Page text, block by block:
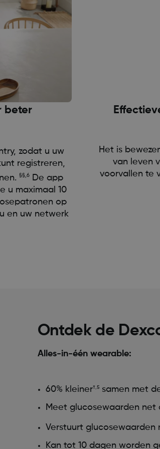
beter
zodat u uw
registreren,
§§,6
De app
u maximaal 10
op
en uw netwerk
Het is
van leven
voorvallen te
Ontdek de
Alles-in-één wearable:
60% kleiner†,5samen met
Meet glucosewaarden net
Verstuurt glucosewaarden
Kan tot 10 dagen worden